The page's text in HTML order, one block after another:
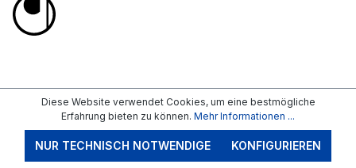
Diese Website verwendet Cookies, um eine bestmögliche
Erfahrung bieten zu können. Mehr Informationen ...
NUR TECHNISCH NOTWENDIGE KONFIGURIEREN